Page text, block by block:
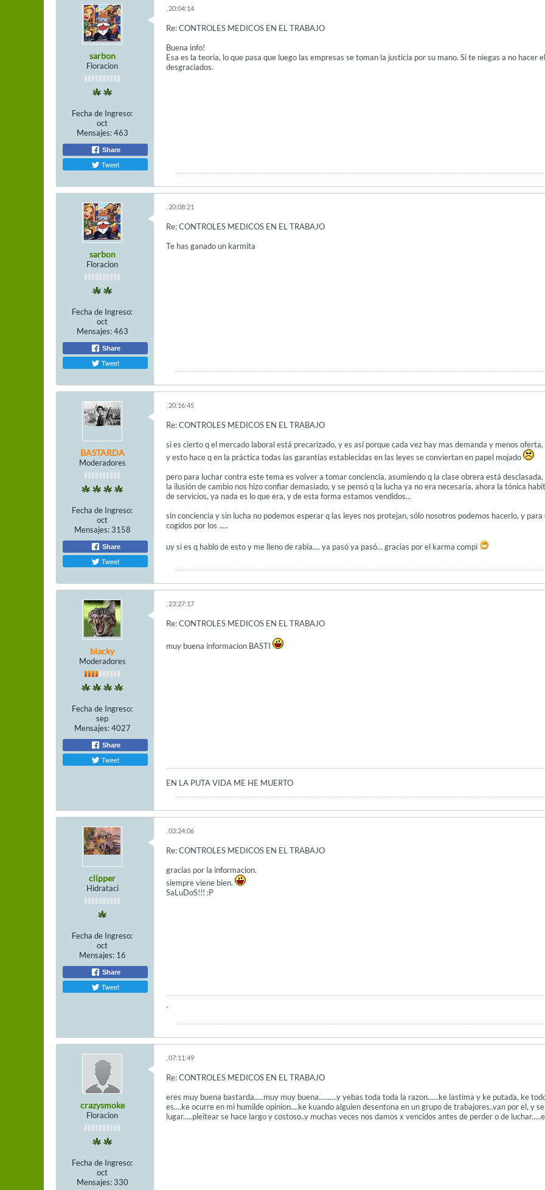
sarbon
Floracion
Fecha de Ingreso:
oct
Mensajes: 463
Share
Tweet
, 20:04:14
Re: CONTROLES MEDICOS EN EL TRABAJO
Buena info!
Esa es la teoría, lo que pasa que luego las empresas se toman la justicia por su mano. Si te niegas a no hacer
desgraciados.
sarbon
Floracion
Fecha de Ingreso:
oct
Mensajes: 463
Share
Tweet
, 20:08:21
Re: CONTROLES MEDICOS EN EL TRABAJO
Te has ganado un karmita
BASTARDA
Moderadores
Fecha de Ingreso:
oct
Mensajes: 3158
Share
Tweet
, 20:16:45
Re: CONTROLES MEDICOS EN EL TRABAJO
si es cierto q el mercado laboral está precarizado, y es así porque cada vez hay mas demanda y menos
y esto hace q en la práctica todas las garantias establecidas en las leyes se conviertan en papel mojado
pero para luchar contra este tema es volver a tomar conciencia, asumiendo q la clase obrera está
la ilusión de cambio nos hizo confiar demasiado, y se pensó q la lucha ya no era necesaria, ahora la tónica
de servicios, ya nada es lo que era, y de esta forma estamos vendidos...
sin conciencia y sin lucha no podemos esperar q las leyes nos protejan, sólo nosotros podemos hacerlo, y
cogidos por los .....
uy si es q hablo de esto y me lleno de rabia.... ya pasó ya pasó... gracias por el karma compi
blacky
Moderadores
Fecha de Ingreso:
sep
Mensajes: 4027
Share
Tweet
, 23:27:17
Re: CONTROLES MEDICOS EN EL TRABAJO
muy buena informacion BASTI
EN LA PUTA VIDA ME HE MUERTO
clipper
Hidrataci
Fecha de Ingreso:
oct
Mensajes: 16
Share
Tweet
, 03:24:06
Re: CONTROLES MEDICOS EN EL TRABAJO
gracias por la informacion.
siempre viene bien.
SaLuDoS!!! :P
`
crazysmoke
Floracion
Fecha de Ingreso:
oct
Mensajes: 330
, 07:11:49
Re: CONTROLES MEDICOS EN EL TRABAJO
eres muy buena bastarda.....muy muy buena..........y yebas toda toda la razon......ke lastima y ke putada, ke
es....ke ocurre en mi humilde opinion....ke kuando alguien desentona en un grupo de trabajores..van por el, y
lugar.....pleitear se hace largo y costoso..y muchas veces nos damos x vencidos antes de perder o de